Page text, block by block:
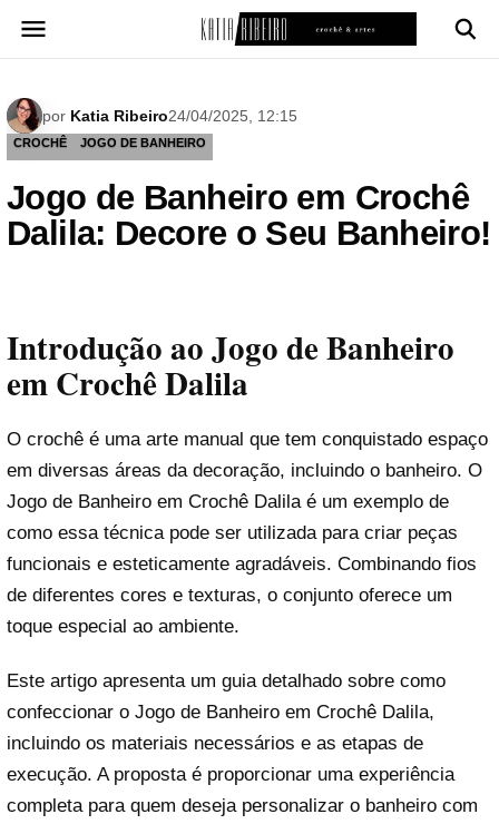
para
por Katia Ribeiro24/04/2025, 12:15
CROCHÊ JOGO DE BANHEIRO
Jogo de Banheiro em Crochê
Dalila: Decore o Seu Banheiro!
Introdução ao Jogo de Banheiro
em Crochê Dalila
O crochê é uma arte manual que tem conquistado espaço
em diversas áreas da decoração, incluindo o banheiro. O
Jogo de Banheiro em Crochê Dalila é um exemplo de
como essa técnica pode ser utilizada para criar peças
funcionais e esteticamente agradáveis. Combinando fios
de diferentes cores e texturas, o conjunto oferece um
toque especial ao ambiente.
Este artigo apresenta um guia detalhado sobre como
confeccionar o Jogo de Banheiro em Crochê Dalila,
incluindo os materiais necessários e as etapas de
execução. A proposta é proporcionar uma experiência
completa para quem deseja personalizar o banheiro com